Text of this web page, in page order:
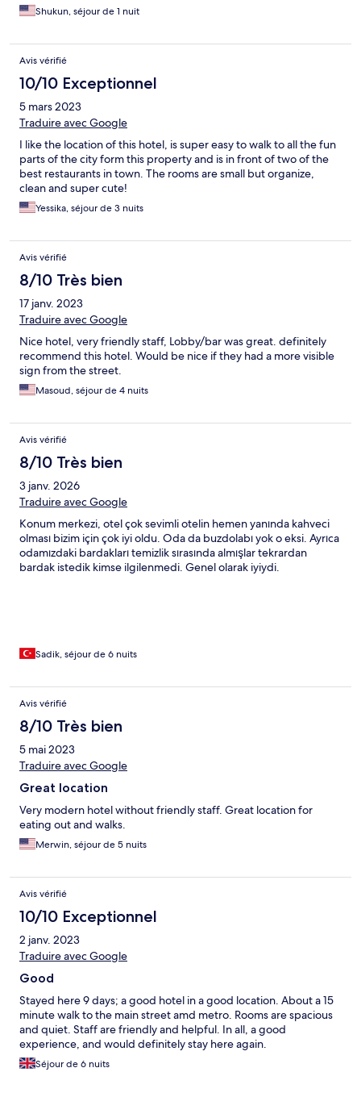
Shukun, séjour de 1 nuit
Avis vérifié
10/10 Exceptionnel
5 mars 2023
Traduire avec Google
I like the location of this hotel, is super easy to walk to all the fun
parts of the city form this property and is in front of two of the
best restaurants in town. The rooms are small but organize,
clean and super cute!
Yessika, séjour de 3 nuits
Avis vérifié
8/10 Très bien
17 janv. 2023
Traduire avec Google
Nice hotel, very friendly staff, Lobby/bar was great. definitely
recommend this hotel. Would be nice if they had a more visible
sign from the street.
Masoud, séjour de 4 nuits
Avis vérifié
8/10 Très bien
3 janv. 2026
Traduire avec Google
Konum merkezi, otel çok sevimli otelin hemen yanında kahveci
olması bizim için çok iyi oldu. Oda da buzdolabı yok o eksi. Ayrıca
odamızdaki bardakları temizlik sırasında almışlar tekrardan
bardak istedik kimse ilgilenmedi. Genel olarak iyiydi.
Sadik, séjour de 6 nuits
Avis vérifié
8/10 Très bien
5 mai 2023
Traduire avec Google
Great location
Very modern hotel without friendly staff. Great location for
eating out and walks.
Merwin, séjour de 5 nuits
Avis vérifié
10/10 Exceptionnel
2 janv. 2023
Traduire avec Google
Good
Stayed here 9 days; a good hotel in a good location. About a 15
minute walk to the main street amd metro. Rooms are spacious
and quiet. Staff are friendly and helpful. In all, a good
experience, and would definitely stay here again.
Séjour de 6 nuits